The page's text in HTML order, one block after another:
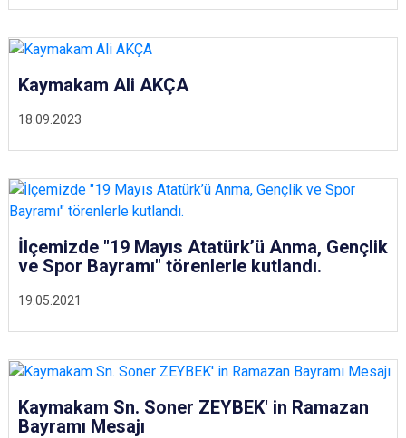
18.09.2023
Kaymakam Ali AKÇA
19.05.2021
İlçemizde "19 Mayıs Atatürk’ü Anma, Gençlik
ve Spor Bayramı" törenlerle kutlandı.
Kaymakam Sn. Soner ZEYBEK' in Ramazan
Bayramı Mesajı